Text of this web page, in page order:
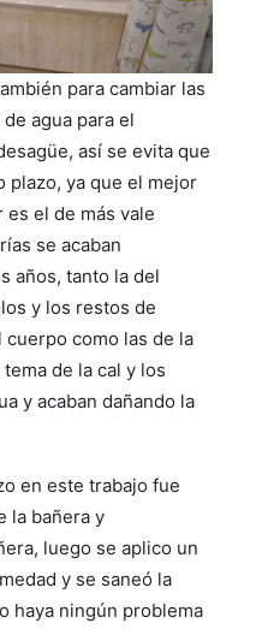
para cambiar las
agua para el
así se evita que
plazo, ya que el mejor
el de más vale
se acaban
años, tanto la del
y los restos de
como las de la
de la cal y los
y acaban dañando la
en este trabajo fue
la bañera y
luego se aplico un
y se saneó la
haya ningún problema